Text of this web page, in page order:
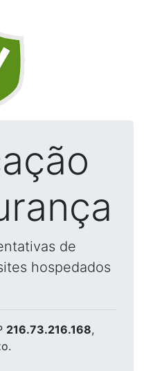
de
hospedados
216.73.216.168,